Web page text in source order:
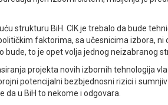
strukturu BiH. CIK je trebalo da bude
faktorima, sa učesnicima izbora, ni
bude, to je opet volja jednog neizabranog
projekta novih izbornih tehnologija
potencijalni bezbjednosni rizici i
da u BiH to nekome i odgovara.